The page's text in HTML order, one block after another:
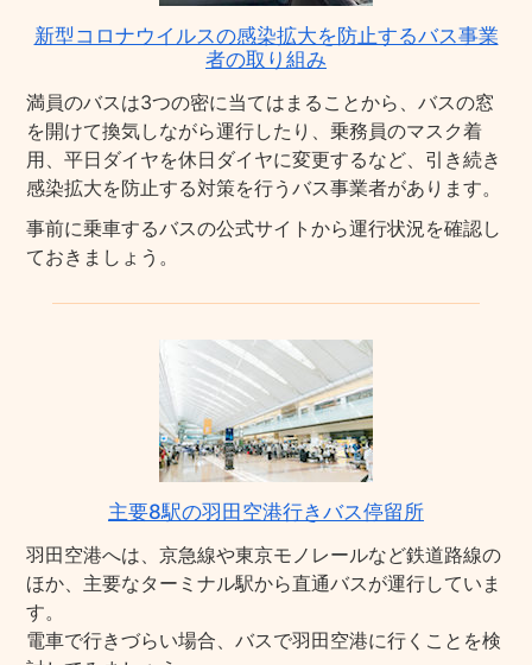
新型コロナウイルスの感染拡大を防止するバス事業
者の取り組み
満員のバスは3つの密に当てはまることから、バスの窓
を開けて換気しながら運行したり、乗務員のマスク着
用、平日ダイヤを休日ダイヤに変更するなど、引き続き
感染拡大を防止する対策を行うバス事業者があります。
事前に乗車するバスの公式サイトから運行状況を確認し
ておきましょう。
主要8駅の羽田空港行きバス停留所
羽田空港へは、京急線や東京モノレールなど鉄道路線の
ほか、主要なターミナル駅から直通バスが運行していま
す。
電車で行きづらい場合、バスで羽田空港に行くことを検